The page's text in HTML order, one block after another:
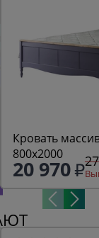
Кровать
800х2000
20 970